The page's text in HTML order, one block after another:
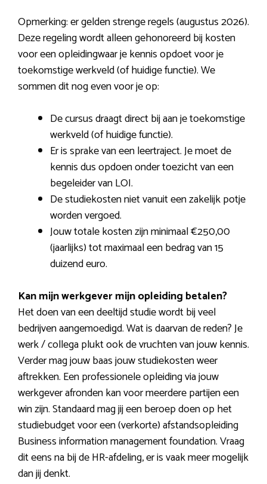
Opmerking: er gelden strenge regels (augustus 2026).
Deze regeling wordt alleen gehonoreerd bij kosten
voor een opleidingwaar je kennis opdoet voor je
toekomstige werkveld (of huidige functie). We
sommen dit nog even voor je op:
De cursus draagt direct bij aan je toekomstige
werkveld (of huidige functie).
Er is sprake van een leertraject. Je moet de
kennis dus opdoen onder toezicht van een
begeleider van LOI.
De studiekosten niet vanuit een zakelijk potje
worden vergoed.
Jouw totale kosten zijn minimaal €250,00
(jaarlijks) tot maximaal een bedrag van 15
duizend euro.
Kan mijn werkgever mijn opleiding betalen?
Het doen van een deeltijd studie wordt bij veel
bedrijven aangemoedigd. Wat is daarvan de reden? Je
werk / collega plukt ook de vruchten van jouw kennis.
Verder mag jouw baas jouw studiekosten weer
aftrekken. Een professionele opleiding via jouw
werkgever afronden kan voor meerdere partijen een
win zijn. Standaard mag jij een beroep doen op het
studiebudget voor een (verkorte) afstandsopleiding
Business information management foundation. Vraag
dit eens na bij de HR-afdeling, er is vaak meer mogelijk
dan jij denkt.